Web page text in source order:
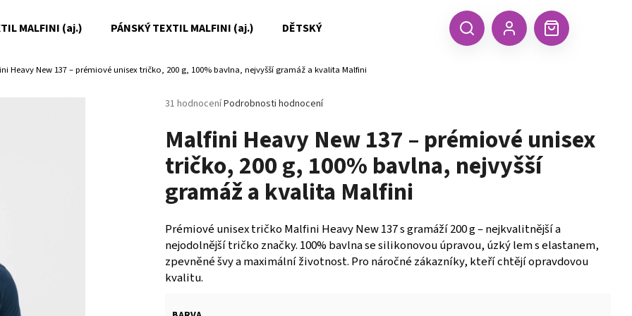
MALFINI (aj.) PÁNSKÝ TEXTIL MALFINI (aj.) DĚTSKÝ TEXTIL MALFINI (aj.) ČEPICE, KŠILTOVKY, ŠÁTKY A
Hledat Nákupní
Heavy New 137 – prémiové unisex tričko, 200 g, 100% bavlna, nejvyšší gramáž a kvalita Malfini
Průměrné
produktu
je
5,0
z
hvězdiček.
31 hodnoceníPodrobnosti hodnocení
Malfini Heavy New 137 – prémiové unisex
tričko, 200 g, 100% bavlna, nejvyšší
gramáž a kvalita Malfini
Prémiové unisex tričko Malfini Heavy New 137 s gramáží 200 g – nejkvalitnější a
nejodolnější tričko značky. 100% bavlna se silikonovou úpravou, úzký lem s elastanem,
zpevněné švy a maximální životnost. Pro náročné zákazníky, kteří chtějí opravdovou
kvalitu.
Co potřebujete najít?
HLEDAT